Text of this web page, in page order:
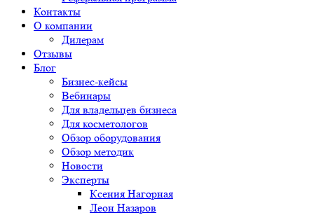
Контакты
О компании
Дилерам
Отзывы
Блог
Бизнес-кейсы
Вебинары
Для владельцев бизнеса
Для косметологов
Обзор оборудования
Обзор методик
Новости
Эксперты
Ксения Нагорная
Леон Назаров